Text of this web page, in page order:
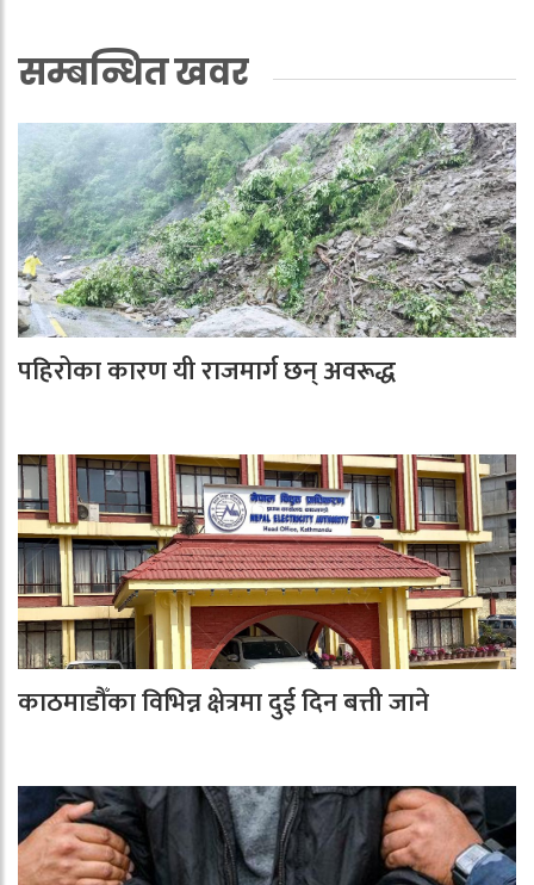
सम्बन्धित खवर
पहिरोका कारण यी राजमार्ग छन् अवरूद्ध
काठमाडौँका विभिन्न क्षेत्रमा दुई दिन बत्ती जाने